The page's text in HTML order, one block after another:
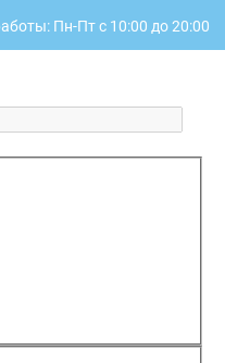
Пн-Пт с 10:00 до 20:00